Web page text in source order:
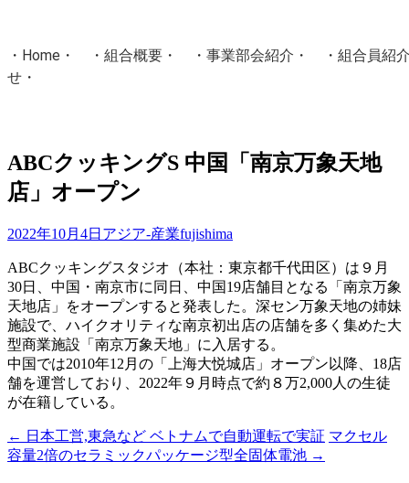
・ Home ・ ・ 組合概要 ・ ・ 事業部会紹介 ・ ・ 組合員紹
せ ・
国土交通省・経済産業省・農林水産省・厚生労働省 認可
ABCクッキングS 中国「南京万象天地
店」オープン
2022年10月4日 アジア-産業fujishima
ABCクッキングスタジオ（本社：東京都千代田区）は９月
30日、中国・南京市に同日、中国19店舗目となる「南京万象
天地店」をオープンすると発表した。深セン万象天地の姉妹
施設で、ハイクオリティな南京初出店の店舗を多く集めた大
型商業施設「南京万象天地」に入居する。
中国では2010年12月の「上海大悦城店」オープン以降、18店
舗を運営しており、2022年９月時点で約８万2,000人の生徒
が在籍している。
投
稿
← 日本工営,東急など ベトナムで自動運転で実証 マクセル
容量2倍のセラミックパッケージ型全固体電池 →